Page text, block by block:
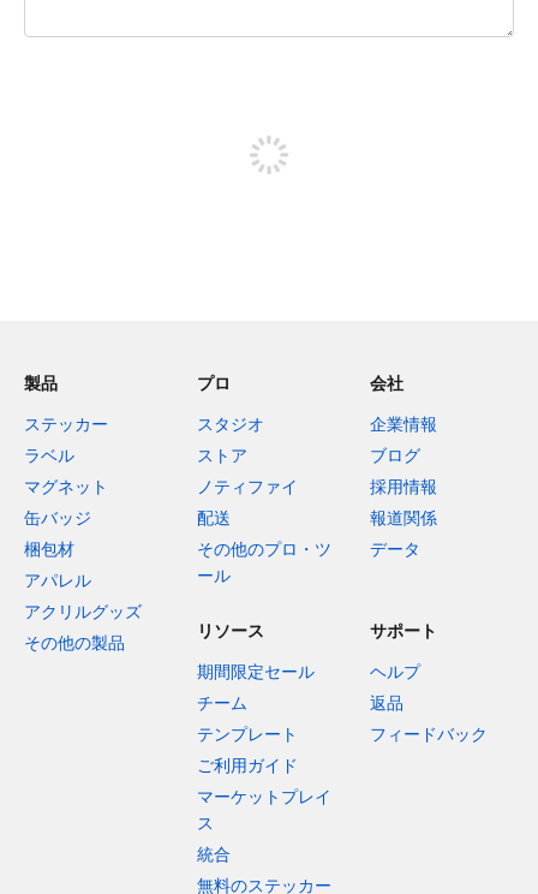
製品
ステッカー
ラベル
マグネット
缶バッジ
梱包材
アパレル
アクリルグッズ
その他の製品
プロ
スタジオ
ストア
ノティファイ
配送
その他のプロ・ツ
ール
会社
企業情報
ブログ
採用情報
報道関係
データ
リソース
期間限定セール
チーム
テンプレート
ご利用ガイド
マーケットプレイ
ス
統合
無料のステッカー
サポート
ヘルプ
返品
フィードバック